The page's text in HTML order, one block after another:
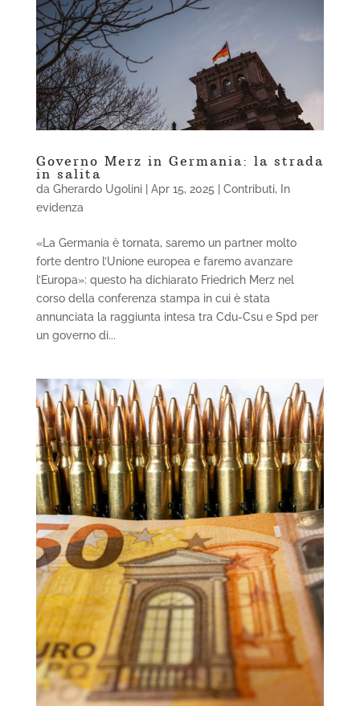
Governo Merz in Germania: la strada
in salita
da Gherardo Ugolini| Apr 15, 2025 Contributi,
In
evidenza
«La Germania è tornata, saremo un partner molto
forte dentro l’Unione europea e faremo avanzare
l’Europa»: questo ha dichiarato Friedrich Merz nel
corso della conferenza stampa in cui è stata
annunciata la raggiunta intesa tra Cdu-Csu e Spd per
un governo di...